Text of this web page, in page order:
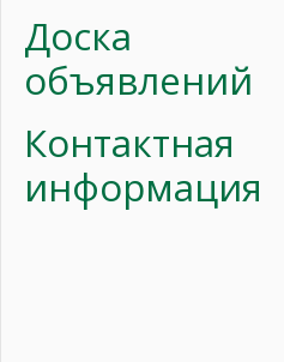
Доска
объявлений
Контактная
информация